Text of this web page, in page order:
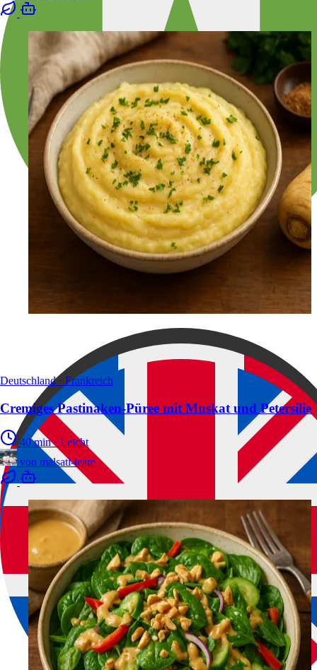
Deutschland · Frankreich
Cremiges Pastinaken-Püree mit Muskat und Petersilie
40 min · Leicht
von malsati-team